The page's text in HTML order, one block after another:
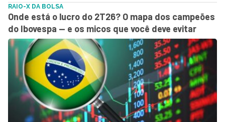
RAIO-X DA BOLSA
Onde está o lucro do 2T26? O mapa dos campeões
do Ibovespa — e os micos que você deve evitar